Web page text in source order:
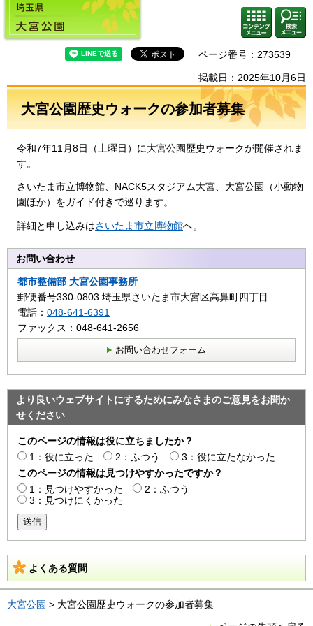
埼玉県 大宮公園
コンテ
ンツメ
ニュー
検索・
共通メ
ニュー
ページ番号：273539
掲載日：2025年10月6日
大宮公園歴史ウォークの参加者募集
令和7年11月8日（土曜日）に大宮公園歴史ウォークが開催されま
す。
さいたま市立博物館、NACK5スタジアム大宮、大宮公園（小動物
園ほか）をガイド付きで巡ります。
詳細と申し込みはさいたま市立博物館へ。
お問い合わせ
都市整備部 大宮公園事務所
郵便番号330-0803 埼玉県さいたま市大宮区高鼻町四丁目
電話： 048-641-6391
ファックス：048-641-2656
お問い合わせフォーム
より良いウェブサイトにするためにみなさまのご意見をお聞か
せください
このページの情報は役に立ちましたか？
1：役に立った
2：ふつう
3：役に立たなかった
このページの情報は見つけやすかったですか？
1：見つけやすかった
2：ふつう
3：見つけにくかった
送信
よくある質問
大宮公園 > 大宮公園歴史ウォークの参加者募集